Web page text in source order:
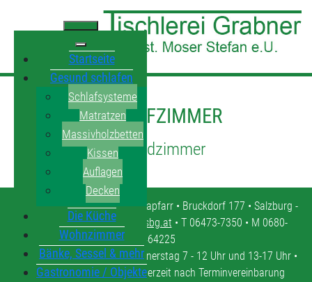
Startseite
Gesund schlafen
Schlafsysteme
Matratzen
Massivholzbetten
Kissen
Auflagen
Decken
Die Küche
Wohnzimmer
Bänke, Sessel & mehr
Gastronomie / Objekte
SCHLAFZIMMER
Jugendzimmer
Tischlerei Grabner • 5571 Mariapfarr • Bruckdorf 177 • Salzburg -
Lungau • tischlerei.moser@sbg.at • T 06473-7350 • M 0680-
4464225
Öffnungszeiten: Montag - Donnerstag 7 - 12 Uhr und 13-17 Uhr •
Freitag 7 - 12 Uhr • oder jederzeit nach Terminvereinbarung